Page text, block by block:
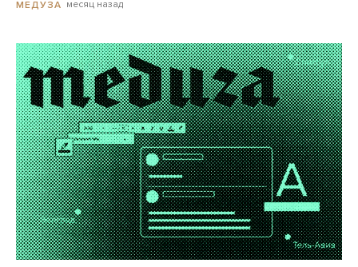
МЕДУЗА месяц назад